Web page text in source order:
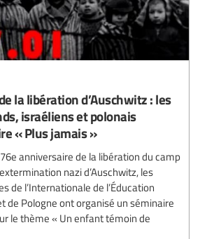
la libération d’Auschwitz : les
israéliens et polonais
« Plus jamais »
anniversaire de la libération du camp
nazi d’Auschwitz, les
de l’Internationale de l’Éducation
de Pologne ont organisé un séminaire
le thème « Un enfant témoin de